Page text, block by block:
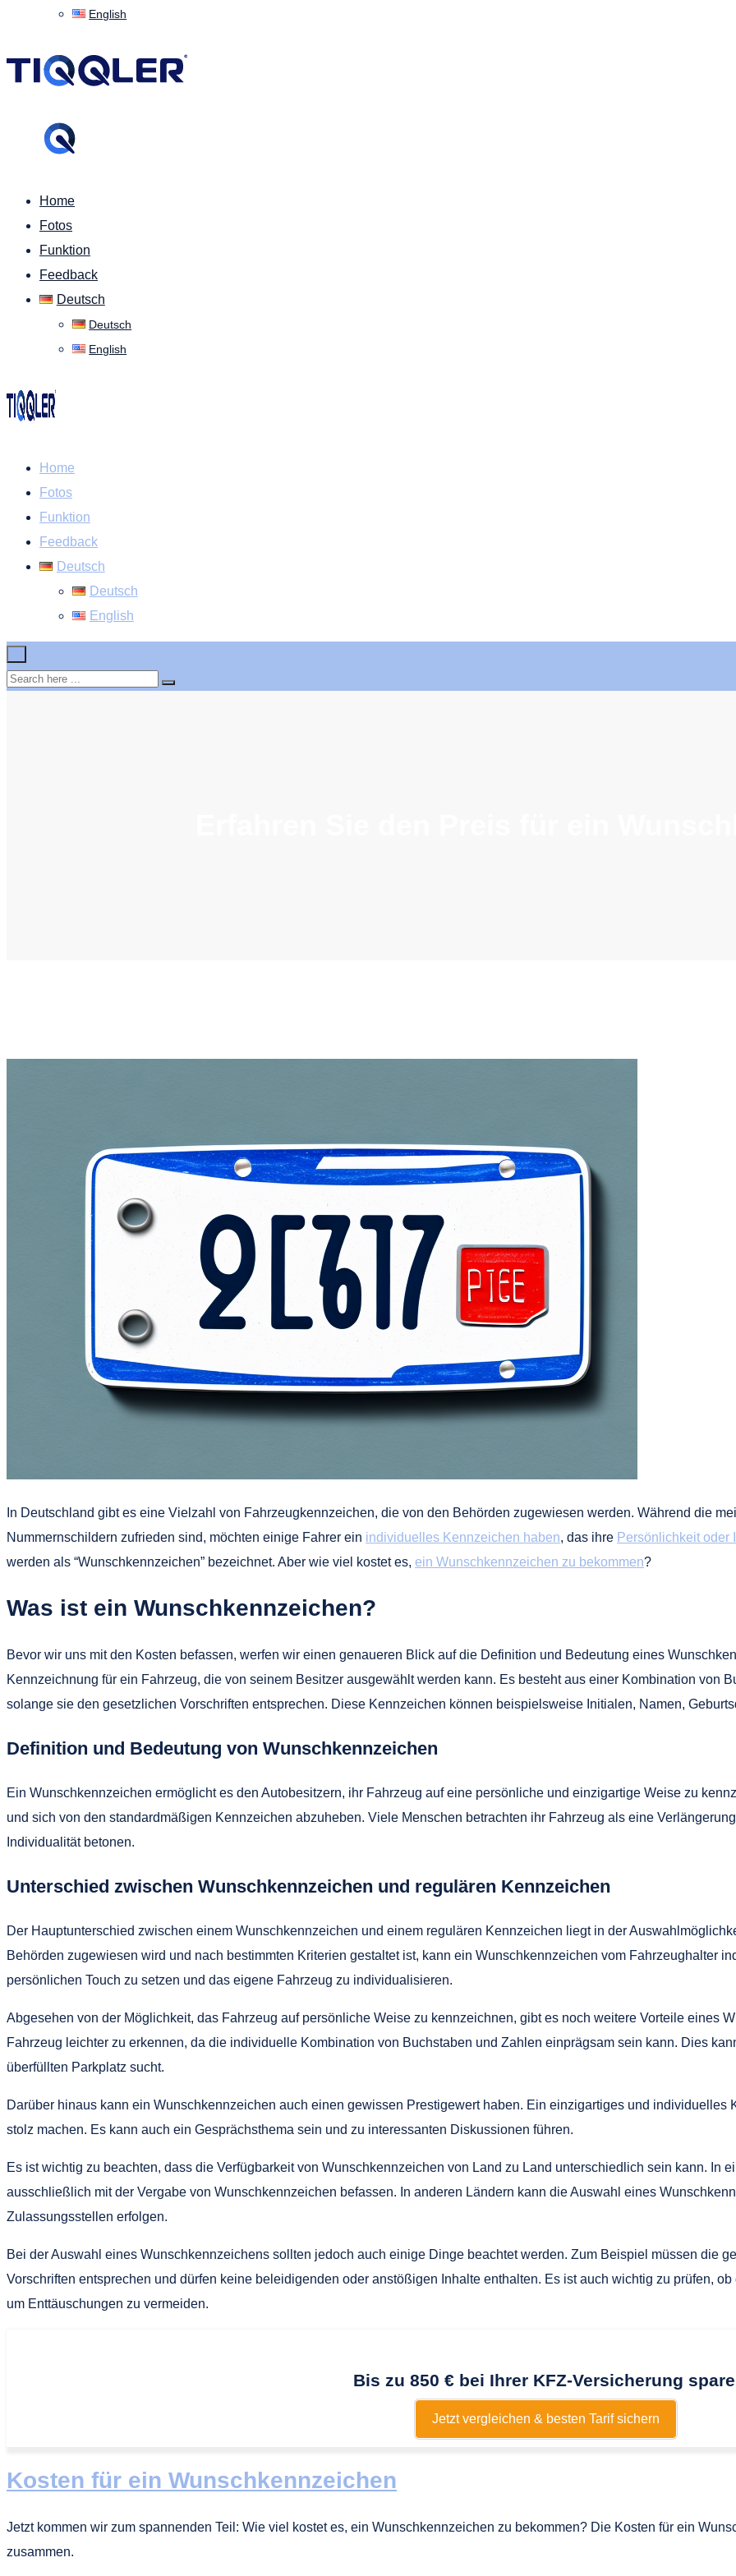
English
Home
Fotos
Funktion
Feedback
Deutsch
Deutsch
English
Home
Fotos
Funktion
Feedback
Deutsch
Deutsch
English
In Deutschland gibt es eine Vielzahl von Fahrzeugkennzeichen, die von den Behörden zugewiesen werden. Während die
Nummernschildern zufrieden sind, möchten einige Fahrer ein individuelles Kennzeichen haben, das ihre Persönlichkeit oder
werden als “Wunschkennzeichen” bezeichnet. Aber wie viel kostet es, ein Wunschkennzeichen zu bekommen?
Was ist ein Wunschkennzeichen?
Bevor wir uns mit den Kosten befassen, werfen wir einen genaueren Blick auf die Definition und Bedeutung eines
Kennzeichnung für ein Fahrzeug, die von seinem Besitzer ausgewählt werden kann. Es besteht aus einer Kombination von
solange sie den gesetzlichen Vorschriften entsprechen. Diese Kennzeichen können beispielsweise Initialen, Namen,
Definition und Bedeutung von Wunschkennzeichen
Ein Wunschkennzeichen ermöglicht es den Autobesitzern, ihr Fahrzeug auf eine persönliche und einzigartige Weise zu
und sich von den standardmäßigen Kennzeichen abzuheben. Viele Menschen betrachten ihr Fahrzeug als eine
Individualität betonen.
Unterschied zwischen Wunschkennzeichen und regulären Kennzeichen
Der Hauptunterschied zwischen einem Wunschkennzeichen und einem regulären Kennzeichen liegt in der
Behörden zugewiesen wird und nach bestimmten Kriterien gestaltet ist, kann ein Wunschkennzeichen vom Fahrzeughalter
persönlichen Touch zu setzen und das eigene Fahrzeug zu individualisieren.
Abgesehen von der Möglichkeit, das Fahrzeug auf persönliche Weise zu kennzeichnen, gibt es noch weitere Vorteile eines
Fahrzeug leichter zu erkennen, da die individuelle Kombination von Buchstaben und Zahlen einprägsam sein kann. Dies
überfüllten Parkplatz sucht.
Darüber hinaus kann ein Wunschkennzeichen auch einen gewissen Prestigewert haben. Ein einzigartiges und individuelles
stolz machen. Es kann auch ein Gesprächsthema sein und zu interessanten Diskussionen führen.
Es ist wichtig zu beachten, dass die Verfügbarkeit von Wunschkennzeichen von Land zu Land unterschiedlich sein kann. In
ausschließlich mit der Vergabe von Wunschkennzeichen befassen. In anderen Ländern kann die Auswahl eines
Zulassungsstellen erfolgen.
Bei der Auswahl eines Wunschkennzeichens sollten jedoch auch einige Dinge beachtet werden. Zum Beispiel müssen die
Vorschriften entsprechen und dürfen keine beleidigenden oder anstößigen Inhalte enthalten. Es ist auch wichtig zu prüfen,
um Enttäuschungen zu vermeiden.
Bis zu 850 € bei Ihrer KFZ-Versicherung
Jetzt vergleichen & besten Tarif sichern
Kosten für ein Wunschkennzeichen
Jetzt kommen wir zum spannenden Teil: Wie viel kostet es, ein Wunschkennzeichen zu bekommen? Die Kosten für ein
zusammen.